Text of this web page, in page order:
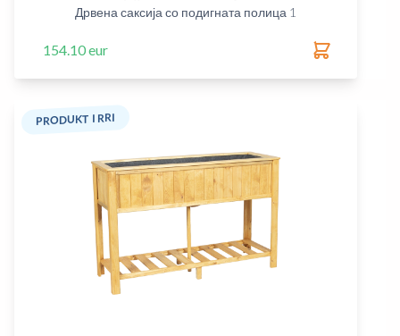
Дрвена саксија со подигната полица 1
154.10 eur
PRODUKT I RRI